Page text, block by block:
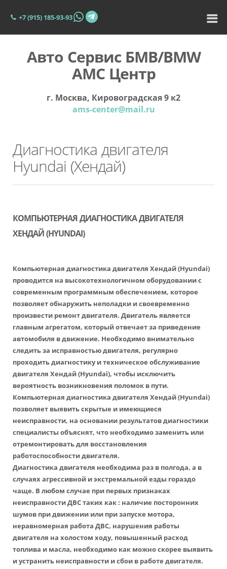
+7 (915) 185-93-93
Авто Сервис БМВ/BMW
АМС Центр
г. Москва, Кировоградская 9 к2
ams-center@mail.ru
Диагностика двигателя
Hyundai (Хендай)
КОМПЬЮТЕРНАЯ ДИАГНОСТИКА ДВИГАТЕЛЯ
ХЕНДАЙ (HYUNDAI)
Компьютерная диагностика двигателя Хендай (Hyundai)
проводится на высокотехнологичном оборудовании с
современным программным обеспечением, которое
позволяет обнаружить неполадки и своевременно
произвести ремонт двигателя. Двигатель является
главным агрегатом, который отвечает за приведение
автомобиля в движение. Необходимо внимательно
следить за исправностью двигателя, регулярно
проходить диагностику и техническое обслуживание
двигателя Хендай (Hyundai), чтобы исключить
вероятность возникновения поломок в пути.
Компьютерная диагностика двигателя Хендай (Hyundai)
позволяет выявить скрытые и имеющиеся
неисправности, на основании результатов диагностики
специалисты объяснят, что необходимо заменить или
отремонтировать для восстановления
работоспособности двигателя.
Диагностика двигателя необходима раз в полгода, а в
случаях агрессивной и экстремальной езды гораздо
чаще. В любом случае при первых признаках
неисправности ДВС таких как : наличие посторонних
шумов при движении или при запуске мотора,
неравномерная работа ДВС, нарушения работы
двигателя на холостом ходу, повышенный расход
топлива и масла, необходимо как можно скорее выявить
и устранить неисправности и сбои в работе двигателя.